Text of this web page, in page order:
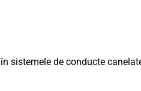
sistemele de conducte